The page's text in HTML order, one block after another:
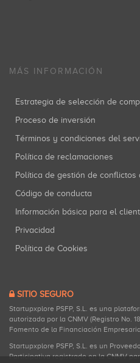
MÁS INFORMACIÓN
Estrategia de selección de
Proceso de inversión
Términos y condiciones del
Política de reclamaciones
Política de gestión de conflictos
Código de conducta
Información básica para el
Privacidad
Política de Cookies
SITIO SEGURO
Startupxplore PSFP, S.L. es una
autorizada por la CNMV (Registro No.
Fomento de la Financiación
Startupxplore PSFP, S.L. es un
Participativa registrado en la CNMV